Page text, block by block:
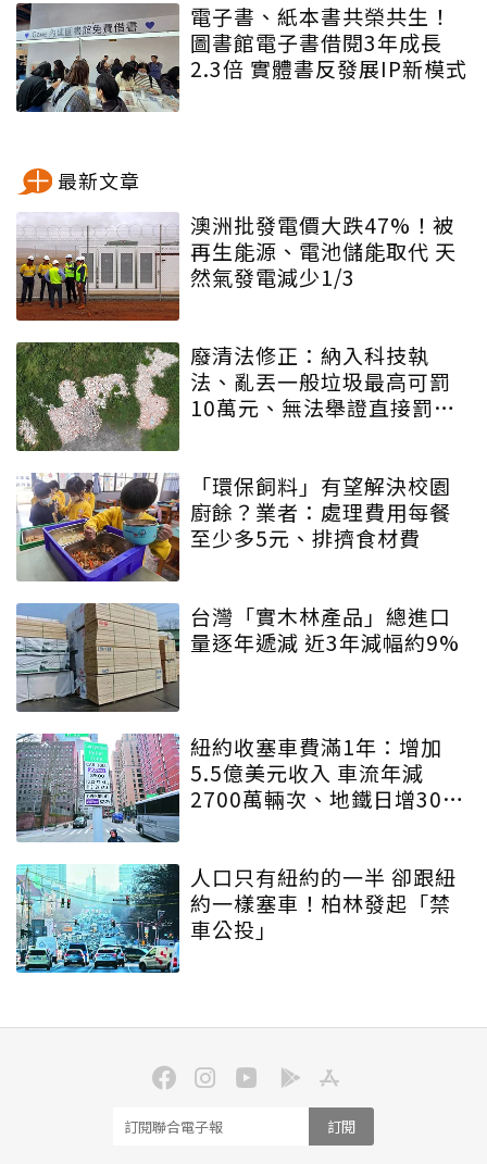
電子書、紙本書共榮共生！
圖書館電子書借閱3年成長
2.3倍 實體書反發展IP新模式
最新文章
澳洲批發電價大跌47%！被
再生能源、電池儲能取代 天
然氣發電減少1/3
廢清法修正：納入科技執
法、亂丟一般垃圾最高可罰
10萬元、無法舉證直接罰車
「環保飼料」有望解決校園
廚餘？業者：處理費用每餐
至少多5元、排擠食材費
台灣「實木林產品」總進口
量逐年遞減 近3年減幅約9%
紐約收塞車費滿1年：增加
5.5億美元收入 車流年減
2700萬輛次、地鐵日增30萬
人口只有紐約的一半 卻跟紐
約一樣塞車！柏林發起「禁
車公投」
訂閱